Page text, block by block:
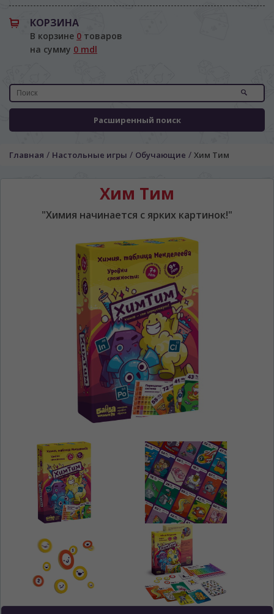
КОРЗИНА
В корзине 0 товаров
на сумму 0 mdl
Расширенный поиск
Главная / Настольные игры / Обучающие / Хим Тим
Хим Тим
"Химия начинается с ярких картинок!"